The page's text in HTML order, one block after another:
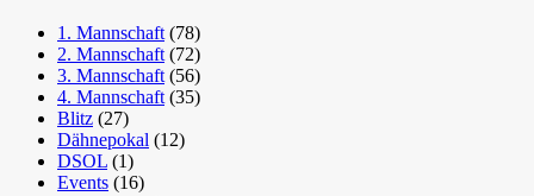
1. Mannschaft (78)
2. Mannschaft (72)
3. Mannschaft (56)
4. Mannschaft (35)
Blitz (27)
Dähnepokal (12)
DSOL (1)
Events (16)